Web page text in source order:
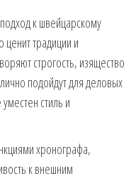
к швейцарскому
ценит традиции и
строгость, изящество
подойдут для деловых
стиль и
хронографа,
к внешним